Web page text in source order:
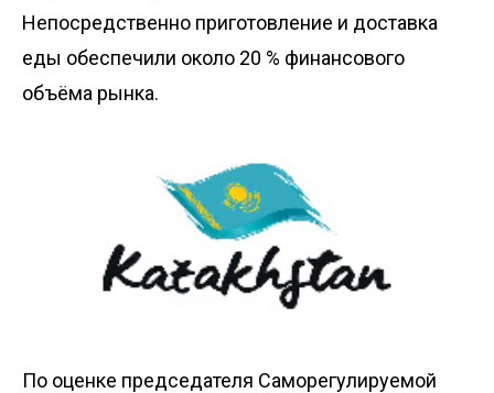
Непосредственно приготовление и доставка
еды обеспечили около 20 % финансового
объёма рынка.
По оценке председателя Саморегулируемой